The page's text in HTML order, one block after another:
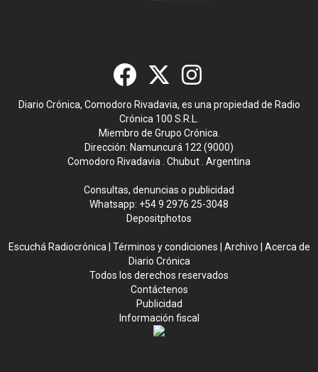
Diario Crónica, Comodoro Rivadavia, es una propiedad de Radio
Crónica 100 S.R.L.
Miembro de Grupo Crónica.
Dirección: Namuncurá 122 (9000)
Comodoro Rivadavia . Chubut . Argentina
Consultas, denuncias o publicidad
Whatsapp: +54 9 2976 25-3048
Depositphotos
Escuchá Radiocrónica Términos y condiciones Archivo
Acerca de
Diario Crónica
Todos los derechos reservados
Contáctenos
Publicidad
Información fiscal